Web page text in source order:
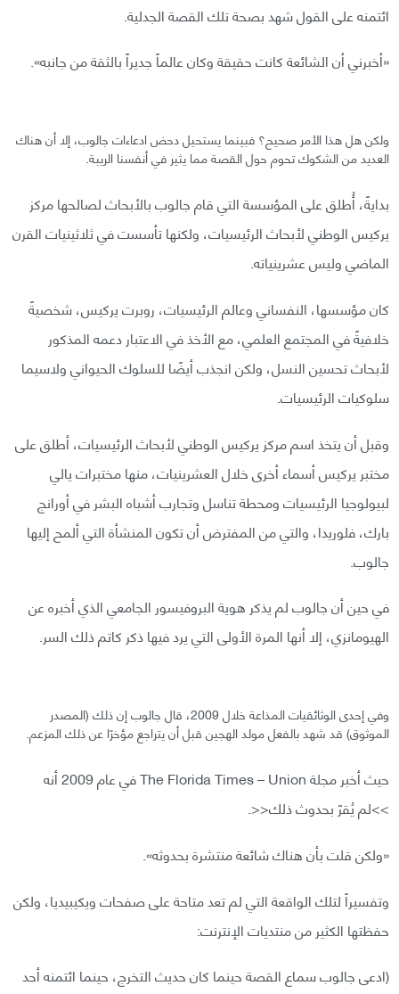
ائتمنه على القول شهد بصحة تلك القصة الجدلية.
«أخبرني أن الشائعة كانت حقيقة وكان عالماً جديراً بالثقة من جانبه».
ولكن هل هذا الأمر صحيح؟ فبينما يستحيل دحض ادعاءات جالوب، إلا أن هناك
العديد من الشكوك تحوم حول القصة مما يثير في أنفسنا الريبة.
بدايةً، أُطلق على المؤسسة التي قام جالوب بالأبحاث لصالحها مركز
يركيس الوطني لأبحاث الرئيسيات، ولكنها تأسست في ثلاثينيات القرن
الماضي وليس عشرينياته.
كان مؤسسها، النفساني وعالم الرئيسيات، روبرت يركيس، شخصيةً
خلافيةً في المجتمع العلمي، مع الأخذ في الاعتبار دعمه المذكور
لأبحاث تحسين النسل، ولكن انجذب أيضًا للسلوك الحيواني ولاسيما
سلوكيات الرئيسيات.
وقبل أن يتخذ اسم مركز يركيس الوطني لأبحاث الرئيسيات، أطلق على
مختبر يركيس أسماء أخرى خلال العشرينيات، منها مختبرات يالي
لبيولوجيا الرئيسيات ومحطة تناسل وتجارب أشباه البشر في أورانج
بارك، فلوريدا، والتي من المفترض أن تكون المنشأة التي ألمح إليها
جالوب.
في حين أن جالوب لم يذكر هوية البروفيسور الجامعي الذي أخبره عن
الهيومانزي، إلا أنها المرة الأولى التي يرد فيها ذكر كاتم ذلك السر.
وفي إحدى الوثائقيات المذاعة خلال 2009، قال جالوب إن ذلك (المصدر
الموثوق) قد شهد بالفعل مولد الهجين قبل أن يتراجع مؤخرًا عن ذلك المزعم.
حيث أخبر مجلة The Florida Times – Union في عام 2009 أنه
>>لم يُقرّ بحدوث ذلك<<.
«ولكن قلت بأن هناك شائعة منتشرة بحدوثه».
وتفسيراً لتلك الواقعة التي لم تعد متاحة على صفحات ويكيبيديا، ولكن
حفظتها الكثير من منتديات الإنترنت:
(ادعى جالوب سماع القصة حينما كان حديث التخرج، حينما ائتمنه أحد